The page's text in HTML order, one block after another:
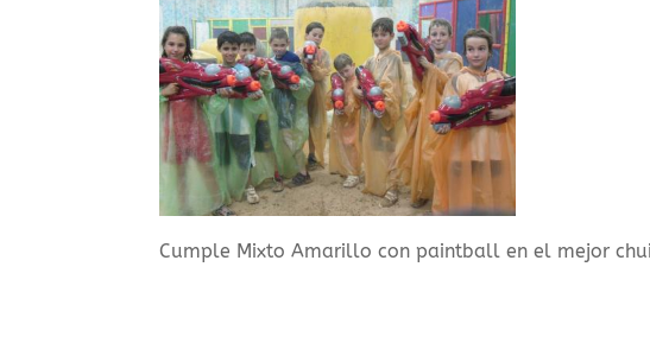
Cumple Mixto Amarillo con paintball en el mejor